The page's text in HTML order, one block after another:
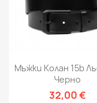
Мъжки Колан 15b
Черно
32,00 €